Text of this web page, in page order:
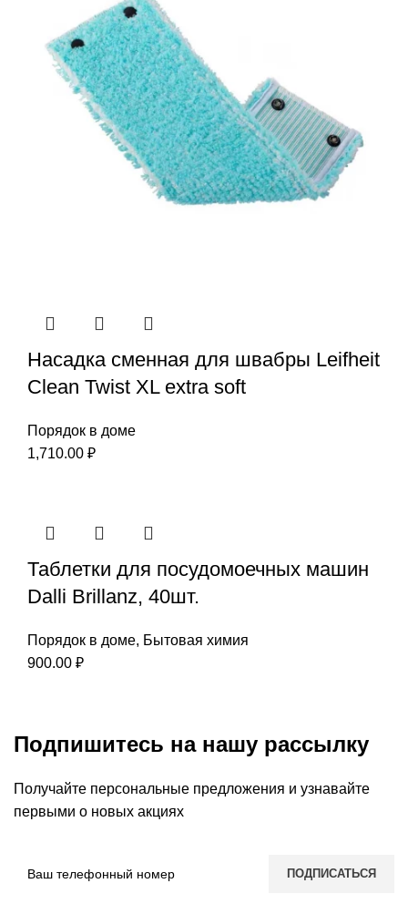
Насадка сменная для швабры Leifheit
Clean Twist XL extra soft
Порядок в доме
1,710.00 ₽
Таблетки для посудомоечных машин
Dalli Brillanz, 40шт.
Порядок в доме, Бытовая химия
900.00 ₽
Подпишитесь на нашу рассылку
Получайте персональные предложения и узнавайте
первыми о новых акциях